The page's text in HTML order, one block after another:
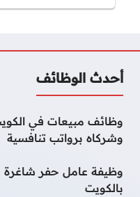
أحدث الوظائف
وظائف مبيعات في
وشركاه برواتب تنافسية
وظيفة عامل حفر شاغرة
بالكويت